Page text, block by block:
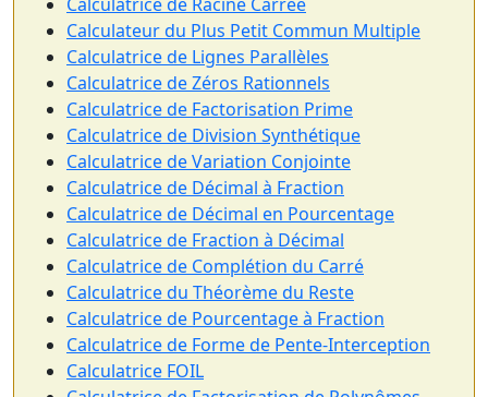
Calculateur du Plus Petit Commun Multiple
Calculatrice de Lignes Parallèles
Calculatrice de Zéros Rationnels
Calculatrice de Factorisation Prime
Calculatrice de Division Synthétique
Calculatrice de Variation Conjointe
Calculatrice de Décimal à Fraction
Calculatrice de Décimal en Pourcentage
Calculatrice de Fraction à Décimal
Calculatrice de Complétion du Carré
Calculatrice du Théorème du Reste
Calculatrice de Pourcentage à Fraction
Calculatrice de Forme de Pente-Interception
Calculatrice FOIL